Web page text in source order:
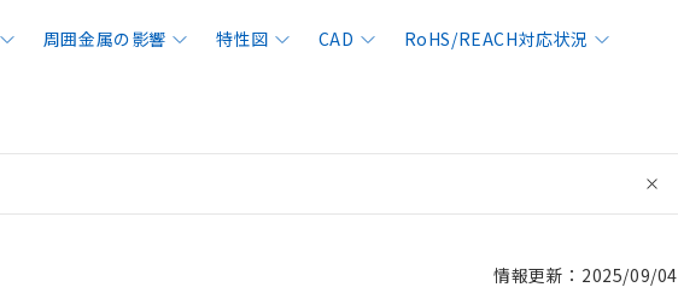
周囲金属の影響 特性図 CAD
RoHS/REACH対応状況
情報更新：2025/09/04